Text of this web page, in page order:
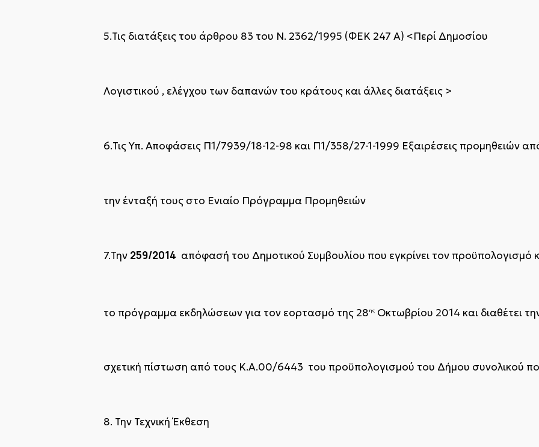
5.Τις διατάξεις του άρθρου 83 του Ν. 2362/1995 (ΦΕΚ 247 Α) <Περί Δημοσίου
Λογιστικού , ελέγχου των δαπανών του κράτους και άλλες διατάξεις >
6.Τις Υπ. Αποφάσεις Π1/7939/18-12-98 και Π1/358/27-1-1999 Εξαιρέσεις προμηθειών
την ένταξή τους στο Ενιαίο Πρόγραμμα Προμηθειών
7.Την 259/2014 απόφασή του Δημοτικού Συμβουλίου που εγκρίνει τον προϋπολογισμό
τo πρόγραμμα εκδηλώσεων για τον εορτασμό της 28 ης Οκτωβρίου 2014 και διαθέτει
σχετική πίστωση από τους Κ.Α.00/6443 του προϋπολογισμού του Δήμου συνολικού
8. Την Τεχνική Έκθεση